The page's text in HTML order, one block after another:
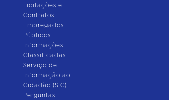
Licitações e
Contratos
Empregados
Públicos
Informações
Classificadas
Serviço de
Informação ao
Cidadão (SIC)
Perguntas